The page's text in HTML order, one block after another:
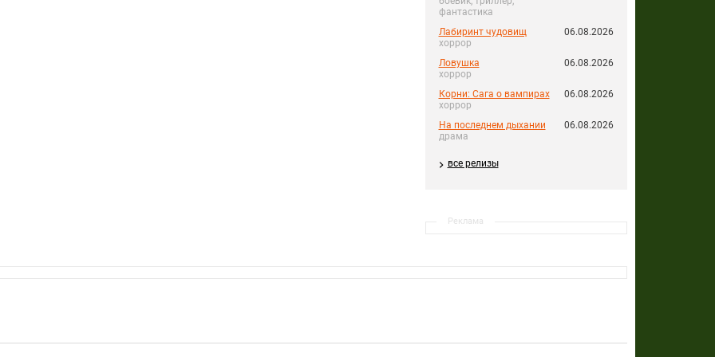
фантастика
Лабиринт чудовищ
хоррор
06.08.2026
Ловушка
хоррор
06.08.2026
Корни: Сага о вампирах
хоррор
06.08.2026
На последнем дыхании
драма
06.08.2026
все релизы
Реклама